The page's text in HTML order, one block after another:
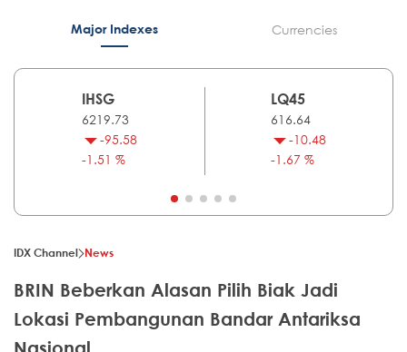
Major Indexes Currencies
IHSG
6219.73
-95.58
-1.51 %
LQ45
616.64
-10.48
-1.67 %
IDX Channel News
BRIN Beberkan Alasan Pilih Biak Jadi
Lokasi Pembangunan Bandar Antariksa